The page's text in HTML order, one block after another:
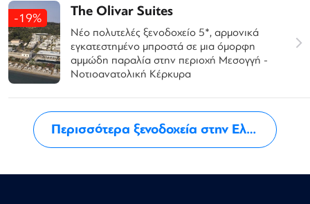
-19% The Olivar Suites
Νέο πολυτελές ξενοδοχείο 5*, αρμονικά
εγκατεστημένο μπροστά σε μια όμορφη
αμμώδη παραλία στην περιοχή Μεσογγή -
Νοτιοανατολική Κέρκυρα
Περισσότερα ξενοδοχεία στην Ελλάδα